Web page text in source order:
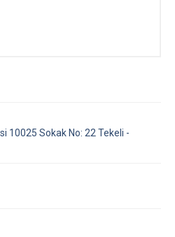
10025 Sokak No: 22 Tekeli -